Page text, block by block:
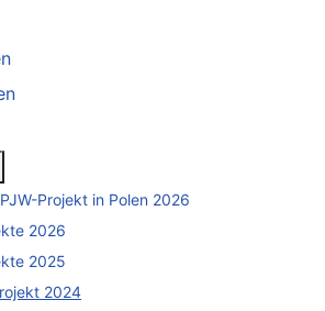
Projekt in Polen 2026
2026
2025
2024